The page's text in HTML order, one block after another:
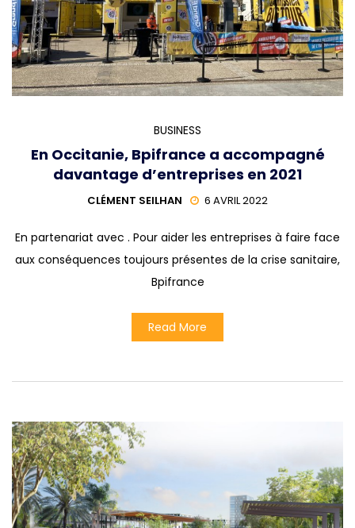
BUSINESS
En Occitanie, Bpifrance a accompagné
davantage d’entreprises en 2021
CLÉMENT SEILHAN 6 AVRIL 2022
En partenariat avec . Pour aider les entreprises à faire face
aux conséquences toujours présentes de la crise sanitaire,
Bpifrance
Read More